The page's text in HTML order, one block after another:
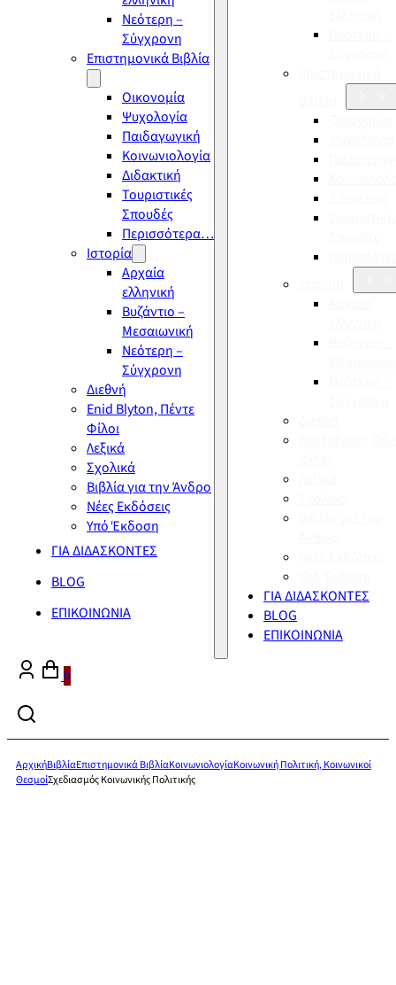
Νεότερη –
Σύγχρονη
Επιστημονικά Βιβλία
Οικονομία
Ψυχολογία
Παιδαγωγική
Κοινωνιολογία
Διδακτική
Τουριστικές
Σπουδές
Περισσότερα…
Ιστορία
Αρχαία
ελληνική
Βυζάντιο –
Μεσαιωνική
Νεότερη –
Σύγχρονη
Διεθνή
Enid Blyton, Πέντε
Φίλοι
Λεξικά
Σχολικά
Βιβλία για την Άνδρο
Νέες Εκδόσεις
Υπό Έκδοση
ΓΙΑ ΔΙΔΑΣΚΟΝΤΕΣ
BLOG
ΕΠΙΚΟΙΝΩΝΙΑ
ΓΙΑ ΔΙΔΑΣΚΟΝΤΕΣ
BLOG
ΕΠΙΚΟΙΝΩΝΙΑ
0
ΑρχικήΒιβλίαΕπιστημονικά ΒιβλίαΚοινωνιολογίαΚοινωνική Πολιτική, Κοινωνικοί
ΘεσμοίΣχεδιασμός Κοινωνικής Πολιτικής